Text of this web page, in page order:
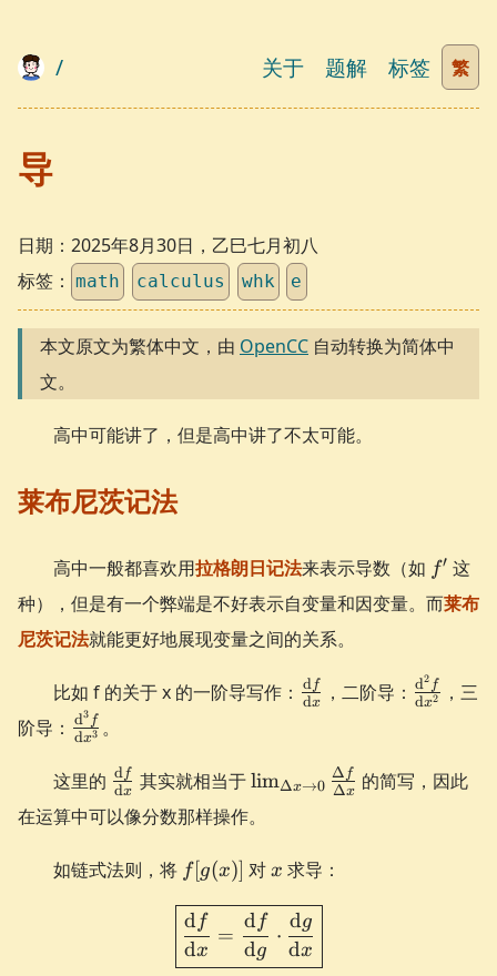
/ 关于 题解 标签 繁
导
日期： 2025年8月30日，乙巳七月初八
标签： math calculus whk e
本文原文为繁体中文，由 OpenCC 自动转换为简体中
文。
高中可能讲了，但是高中讲了不太可能。
莱布尼茨记法
高中一般都喜欢用拉格朗日记法来表示导数（如 f'
f′ 这
种），但是有一个弊端是不好表示自变量和因变量。而莱布
尼茨记法就能更好地展现变量之间的关系。
比如 f 的关于 x 的一阶导写作： \frac{\d
f}{\d x}
dx
df ，二阶导：
f}{\d
dx2
d2 f
，三
阶导： \frac{\d^3
f}{\d x^3}
dx3
d3 f 。
这里的 \frac{\d
f}{\d x}
dx
df 其实就相当于\lim_{\Delta
\frac{\Delta
limΔx→0 Δx
Δ f
的简写，因此
在运算中可以像分数那样操作。
如链式法则，将 f[g(x)]
f [g(x)] 对 x
x 求导：
\boxed{ \frac{\d f}{\d
dx
df
=
dg
df
⋅
dx
dg